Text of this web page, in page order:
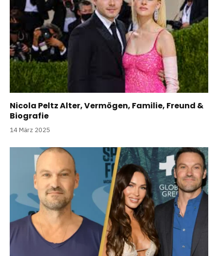
Nicola Peltz Alter, Vermögen, Familie, Freund &
Biografie
14 März 2025